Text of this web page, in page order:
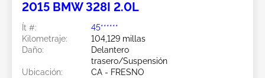
2015 BMW 328I 2.0L
Ít #:
45******
Kilometraje:
104,129 millas
Daño:
Delantero
trasero/Suspensión
Ubicación:
CA - FRESNO